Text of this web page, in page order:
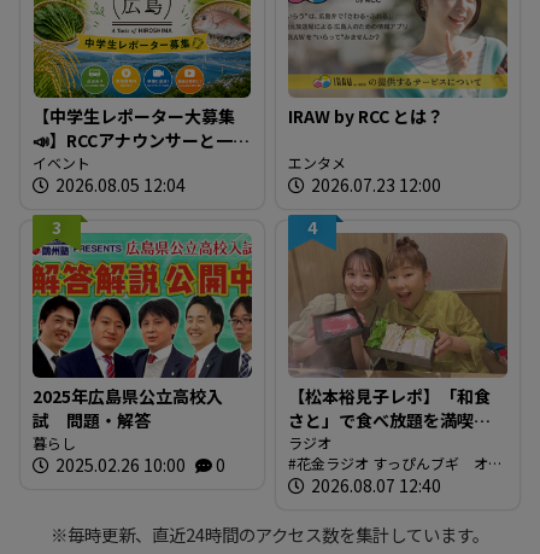
【中学生レポーター大募集
📣】RCCアナウンサーと一緒
に「広島の食」の現場を取
材しよう！
イベント
2026.08.05 12:04
IRAW by RCC とは？
エンタメ
2026.07.23 12:00
3
2025年広島県公立高校入
試 問題・解答
暮らし
2025.02.26 10:00 0
4
【松本裕見子レポ】「和食
さと」で食べ放題を満喫！
「さとしゃぶ」を体験！！
（RCCラジオ「花金ラジオ
すっぴんブギ」企画）
ラジオ
花金ラジオ すっぴんブギ オン
エア情報
2026.08.07 12:40
※毎時更新、直近24時間のアクセス数を集計しています。